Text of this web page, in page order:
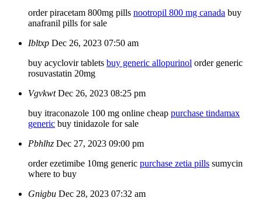
order piracetam 800mg pills nootropil 800 mg canada buy
anafranil pills for sale
Ibltxp Dec 26, 2023 07:50 am
buy acyclovir tablets buy generic allopurinol order generic
rosuvastatin 20mg
Vgvkwt Dec 26, 2023 08:25 pm
buy itraconazole 100 mg online cheap purchase tindamax
generic buy tinidazole for sale
Pbhlhz Dec 27, 2023 09:00 pm
order ezetimibe 10mg generic purchase zetia pills sumycin
where to buy
Gnigbu Dec 28, 2023 07:32 am